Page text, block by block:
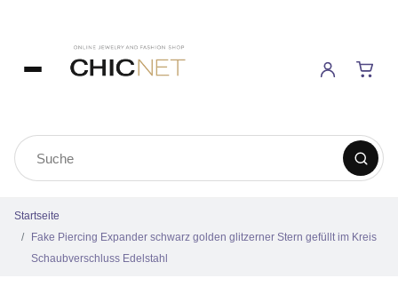
Startseite
Fake Piercing Expander schwarz golden glitzerner Stern gefüllt im Kreis
Schaubverschluss Edelstahl